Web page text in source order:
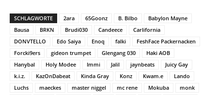
SCHLAGWORTE 2ara 65Goonz B. Bilbo
Babylon Mayne
Bausa
BRKN Brudi030 Candeece
Carlifornia
DONVTELLO
Edo Saiya Enoq falki
FeshFace Packernacken
Forcki9ers
gideon trumpet Glengang 030
Haki AOB
Hanybal
Holy Modee Immi Jalil jaynbeats
Juicy Gay
k.i.z.
KazOnDabeat Kinda Gray Konz Kwam.e
Lando
Luchs
maeckes master niggel mc rene Mokuba
monk